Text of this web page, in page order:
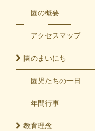
園の概要
アクセスマップ
園のまいにち
園児たちの一日
年間行事
教育理念